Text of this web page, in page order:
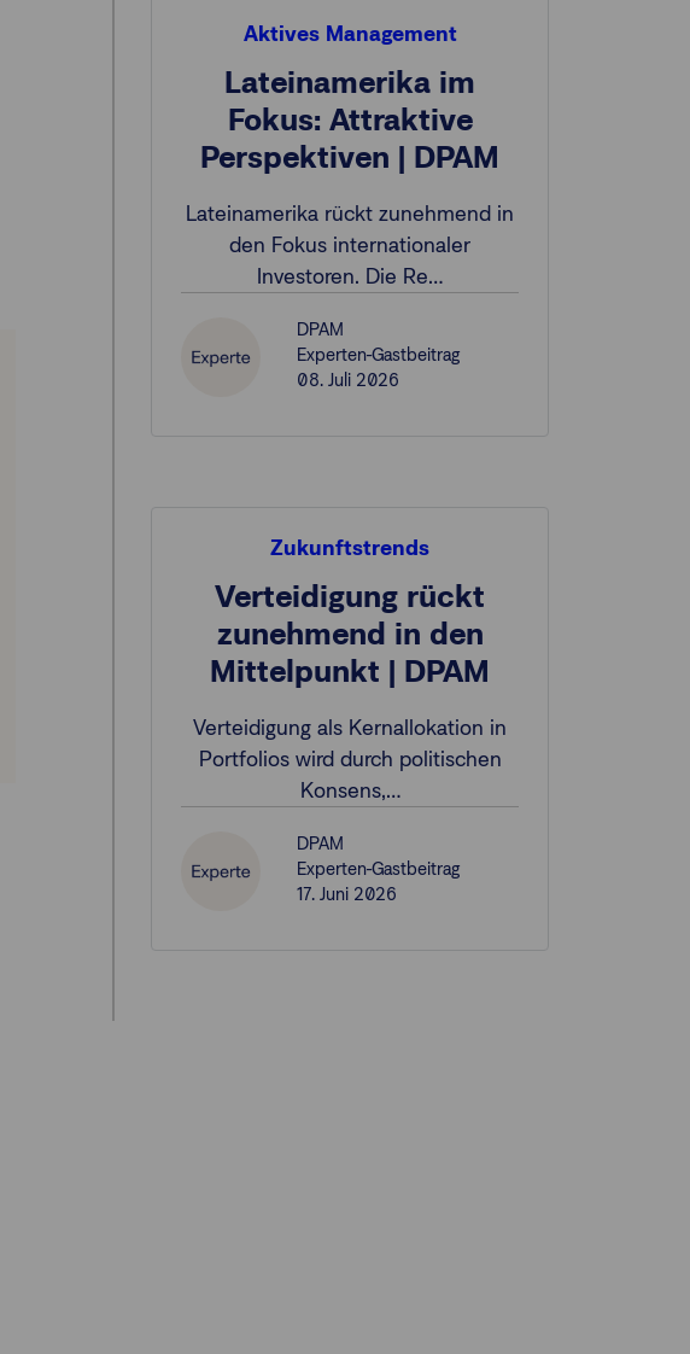
Aktives Management
Lateinamerika im
Fokus: Attraktive
Perspektiven | DPAM
Lateinamerika rückt zunehmend in
den Fokus internationaler
Investoren. Die Re…
DPAM
Experten-Gastbeitrag
08. Juli 2026
Zukunftstrends
Verteidigung rückt
zunehmend in den
Mittelpunkt | DPAM
Verteidigung als Kernallokation in
Portfolios wird durch politischen
Konsens,…
DPAM
Experten-Gastbeitrag
17. Juni 2026